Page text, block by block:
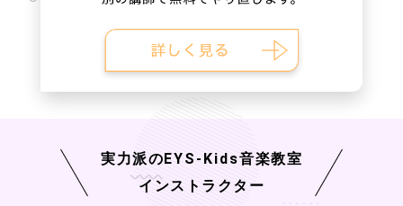
実力派のEYS-Kids音楽教室
インストラクター